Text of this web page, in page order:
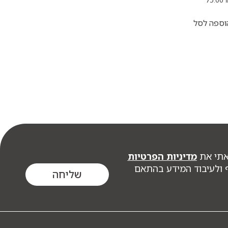
לסל
אתמדיניות הפרטיות
ולעיבוד המידע בהתאם
שליחה